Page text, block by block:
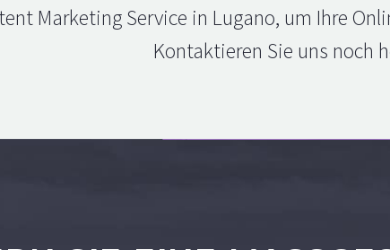
Marketing Service in Lugano, um Ihre
Kontaktieren Sie uns noch